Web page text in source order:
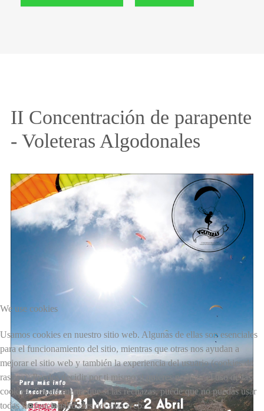
II Concentración de parapente
- Voleteras Algodonales
We use cookies
Usamos cookies en nuestro sitio web. Algunas de ellas son esenciales
para el funcionamiento del sitio, mientras que otras nos ayudan a
mejorar el sitio web y también la experiencia del usuario (cookies de
rastreo). Puedes decidir por ti mismo si quieres permitir el uso de las
cookies. Ten en cuenta que si las rechazas, puede que no puedas usar
todas las funcionalidades del sitio web.